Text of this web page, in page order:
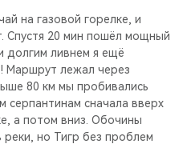
на газовой горелке, и
Спустя 20 мин пошёл мощный
долгим ливнем я ещё
Маршрут лежал через
80 км мы пробивались
серпантинам сначала вверх
а потом вниз. Обочины
но Тигр без проблем